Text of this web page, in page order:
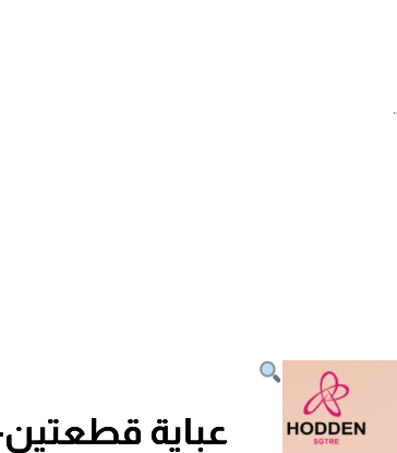
عباية قطعتين-